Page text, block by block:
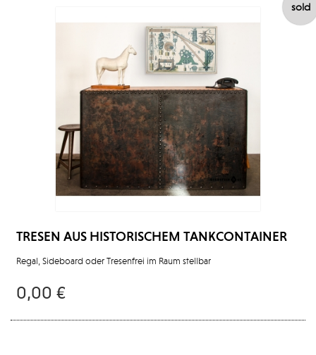
TRESEN AUS HISTORISCHEM TANKCONTAINER
Regal, Sideboard oder Tresenfrei im Raum stellbar
0,00 €
sold